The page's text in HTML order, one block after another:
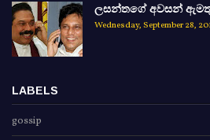
ලසන්තගේ අවසන්
Wednesday, September 28,
LABELS
gossip